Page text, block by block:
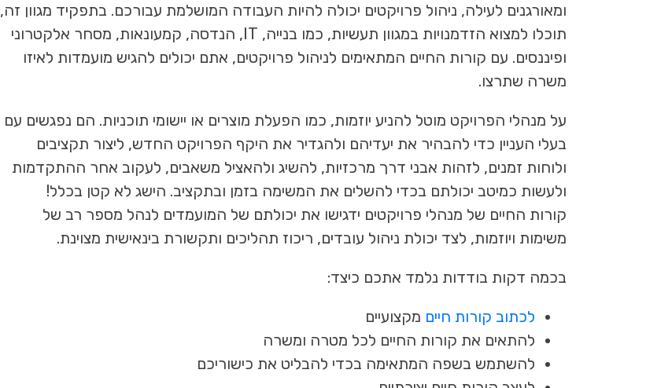
ומאורגנים לעילה, ניהול פרויקטים יכולה להיות העבודה המושלמת עבורכם. בתפקיד מגוון זה,
תוכלו למצוא הזדמנויות במגוון תעשיות, כמו בנייה, IT, הנדסה, קמעונאות, מסחר אלקטרוני
ופיננסים. עם קורות החיים המתאימים לניהול פרויקטים, אתם יכולים להגיש מועמדות לאיזו
משרה שתרצו.
על מנהלי הפרויקט מוטל להניע יוזמות, כמו הפעלת מוצרים או יישומי תוכניות. הם נפגשים עם
בעלי העניין כדי להבהיר את יעדיהם ולהגדיר את היקף הפרויקט החדש, ליצור תקציבים
ולוחות זמנים, לזהות אבני דרך מרכזיות, להשיג ולהאציל משאבים, לעקוב אחר ההתקדמות
ולעשות כמיטב יכולתם בכדי להשלים את המשימה בזמן ובתקציב. הישג לא קטן בכלל!
קורות החיים של מנהלי פרויקטים ידגישו את יכולתם של המועמדים לנהל מספר רב של
משימות ויוזמות, לצד יכולת ניהול עובדים, ריכוז תהליכים ותקשורת בינאישית מצוינת.
בכמה דקות בודדות נלמד אתכם כיצד:
לכתוב קורות חיים מקצועיים
להתאים את קורות החיים לכל מטרה ומשרה
להשתמש בשפה המתאימה בכדי להבליט את כישוריכם